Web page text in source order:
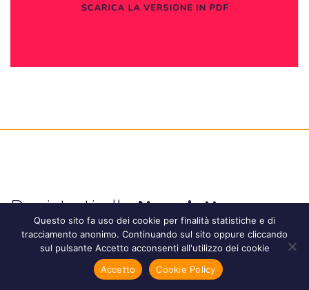
Registrati allaNewsletter
Questo sito fa uso dei cookie per finalità statistiche e di
tracciamento anonimo. Continuando sul sito oppure cliccando
sul pulsante Accetto acconsenti all'utilizzo dei cookie
Accetto
Cookie Policy